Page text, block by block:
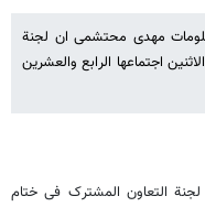
مهدی محتشمی ان لجنة
اجتماعها الرابع والعشرین
التعاون المشترک فی ختام